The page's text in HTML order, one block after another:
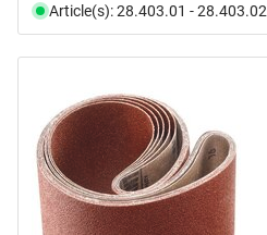
Article(s): 28.403.01 - 28.403.02